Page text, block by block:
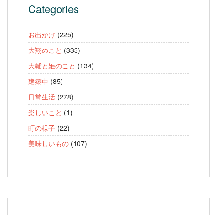
Categories
お出かけ (225)
大翔のこと (333)
大輔と姫のこと (134)
建築中 (85)
日常生活 (278)
楽しいこと (1)
町の様子 (22)
美味しいもの (107)